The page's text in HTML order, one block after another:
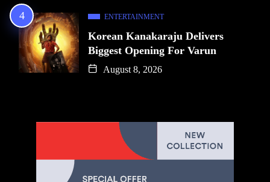
ENTERTAINMENT
Korean Kanakaraju Delivers
Biggest Opening For Varun
August 8, 2026